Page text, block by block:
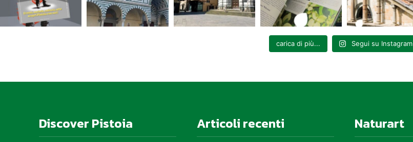
carica di più... Segui su Instagram
Discover Pistoia Articoli recenti Naturart